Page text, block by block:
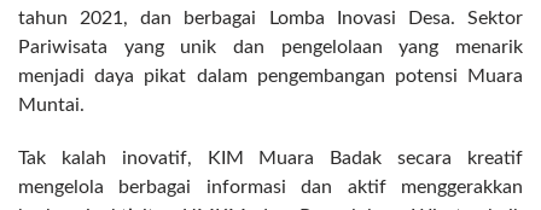
tahun 2021, dan berbagai Lomba Inovasi Desa. Sektor
Pariwisata yang unik dan pengelolaan yang menarik
menjadi daya pikat dalam pengembangan potensi Muara
Muntai.
Tak kalah inovatif, KIM Muara Badak secara kreatif
mengelola berbagai informasi dan aktif menggerakkan